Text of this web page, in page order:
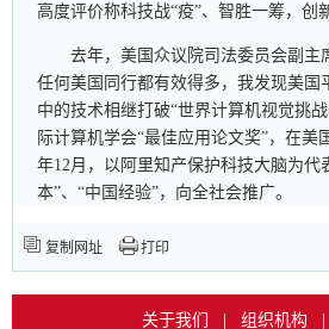
高度评价称科技战“疫”、智胜一筹，创
去年，美国众议院司法委员会副主
任何美国同行都有效得多，我发现美
中的技术相继打破“世界计算机视觉挑
际计算机学会“最佳应用论文奖”，在
年12月，以阿里知产保护科技大脑为
本”、“中国经验”，向全社会推广。
复制网址 打印
关于我们 | 组织机构 |